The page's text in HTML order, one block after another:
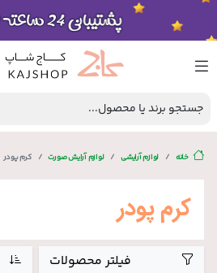
جستجو برند یا محصول...
خانه لوازم آرایشی لوازم آرایش صورت کرم پودر
کرم پودر
فیلتر محصولات